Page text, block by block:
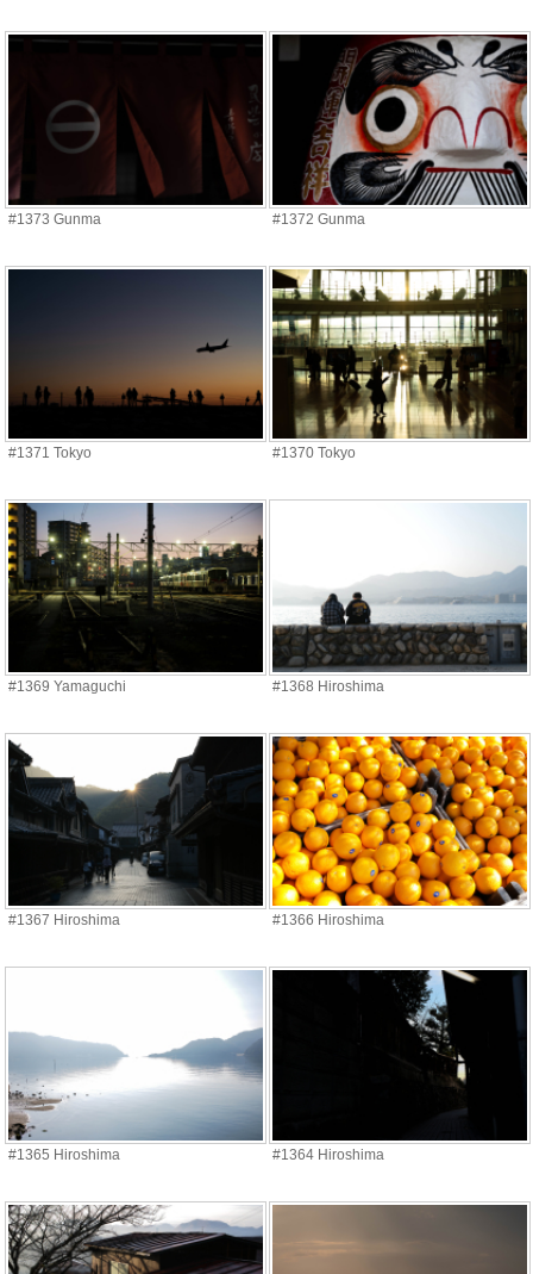
#1373 Gunma #1372 Gunma
#1371 Tokyo #1370 Tokyo
#1369 Yamaguchi #1368 Hiroshima
#1367 Hiroshima #1366 Hiroshima
#1365 Hiroshima #1364 Hiroshima